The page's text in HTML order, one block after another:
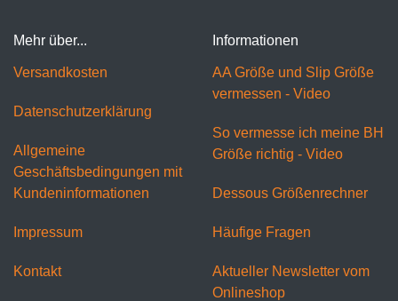
Mehr über...
Versandkosten
Datenschutzerklärung
Allgemeine
Geschäftsbedingungen mit
Kundeninformationen
Impressum
Kontakt
Informationen
AA Größe und Slip Größe
vermessen - Video
So vermesse ich meine BH
Größe richtig - Video
Dessous Größenrechner
Häufige Fragen
Aktueller Newsletter vom
Onlineshop